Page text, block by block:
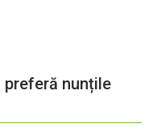
preferă nunțile